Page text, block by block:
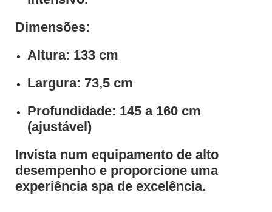
Dimensões:
Altura: 133 cm
Largura: 73,5 cm
Profundidade: 145 a 160 cm
(ajustável)
Invista num equipamento de alto
desempenho e proporcione uma
experiência spa de excelência.